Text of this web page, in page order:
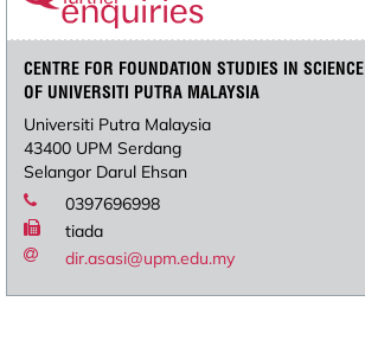
CENTRE FOR FOUNDATION STUDIES IN SCIENCE
OF UNIVERSITI PUTRA MALAYSIA
Universiti Putra Malaysia
43400 UPM Serdang
Selangor Darul Ehsan
0397696998
tiada
dir.asasi@upm.edu.my